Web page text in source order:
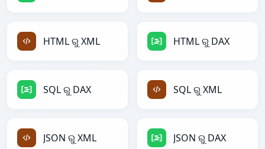
HTML ରୁ XML HTML ରୁ DAX
SQL ରୁ DAX SQL ରୁ XML
JSON ରୁ XML JSON ରୁ DAX